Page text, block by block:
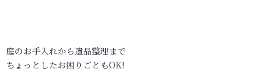
庭のお手入れから遺品整理まで
ちょっとしたお困りごともOK!